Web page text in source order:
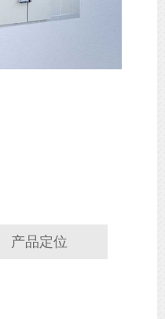
产品定位